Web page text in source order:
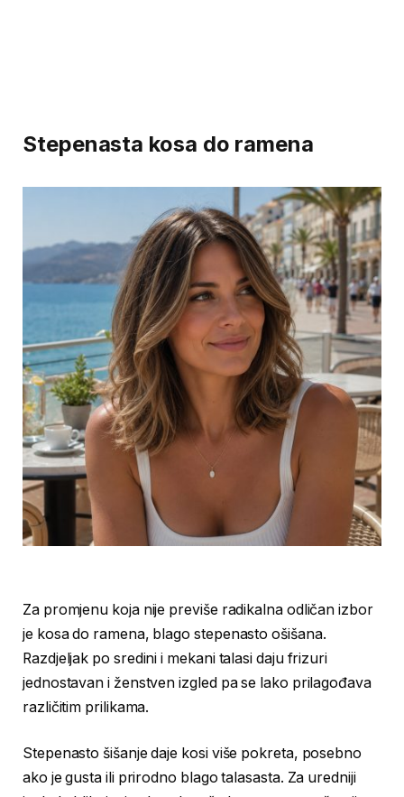
Stepenasta kosa do ramena
Za promjenu koja nije previše radikalna odličan izbor
je kosa do ramena, blago stepenasto ošišana.
Razdjeljak po sredini i mekani talasi daju frizuri
jednostavan i ženstven izgled pa se lako prilagođava
različitim prilikama.
Stepenasto šišanje daje kosi više pokreta, posebno
ako je gusta ili prirodno blago talasasta. Za uredniji